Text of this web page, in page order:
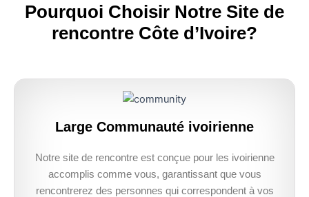
Pourquoi Choisir Notre Site de
rencontre Côte d’Ivoire?
Large Communauté ivoirienne
Notre site de rencontre est conçue pour les ivoirienne
accomplis comme vous, garantissant que vous
rencontrerez des personnes qui correspondent à vos